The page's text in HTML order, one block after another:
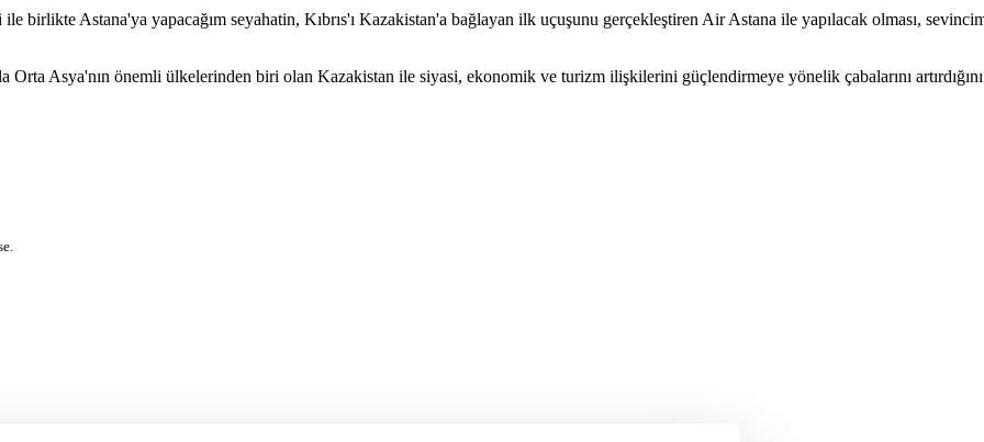
Astana'ya yapacağım seyahatin, Kıbrıs'ı Kazakistan'a bağlayan ilk uçuşunu gerçekleştiren Air Astana ile yapılacak olması,
Orta Asya'nın önemli ülkelerinden biri olan Kazakistan ile siyasi, ekonomik ve turizm ilişkilerini güçlendirmeye yönelik çabalarını artırdığını